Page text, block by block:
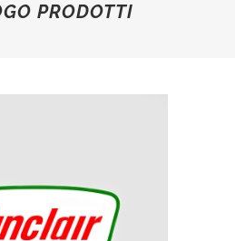
PRODOTTI